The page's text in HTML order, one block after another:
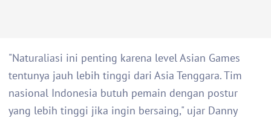
"Naturaliasi ini penting karena level Asian Games
tentunya jauh lebih tinggi dari Asia Tenggara. Tim
nasional Indonesia butuh pemain dengan postur
yang lebih tinggi jika ingin bersaing," ujar Danny